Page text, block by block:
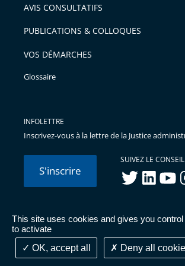
This site uses cookies and gives you
to activate
OK, accept all
Deny all
avant
AVIS CONSULTATIFS
PUBLICATIONS & COLLOQUES
VOS DÉMARCHES
Glossaire
INFOLETTRE
Inscrivez-vous à la lettre de la Justice
S'inscrire
SUIVEZ LE
twitterlinkedIn
© Conseil d'État 2026 -
personnelles
Publications administratives-
partiellement conforme